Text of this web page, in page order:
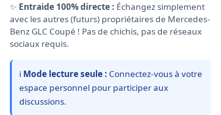
✨ Entraide 100% directe : Échangez simplement
avec les autres (futurs) propriétaires de Mercedes-
Benz GLC Coupé ! Pas de chichis, pas de réseaux
sociaux requis.
ℹ️ Mode lecture seule : Connectez-vous à votre
espace personnel pour participer aux
discussions.